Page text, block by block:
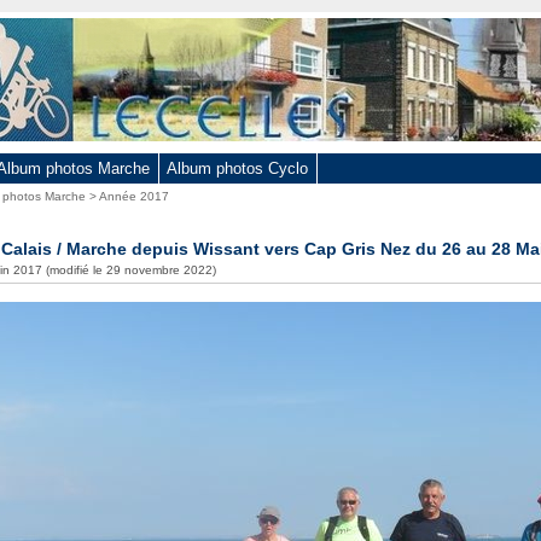
photos Marche Album photos Cyclo
photos Marche >Année 2017
/ Marche depuis Wissant vers Cap Gris Nez du 26 au 28
2017 (modifié le 29 novembre 2022)